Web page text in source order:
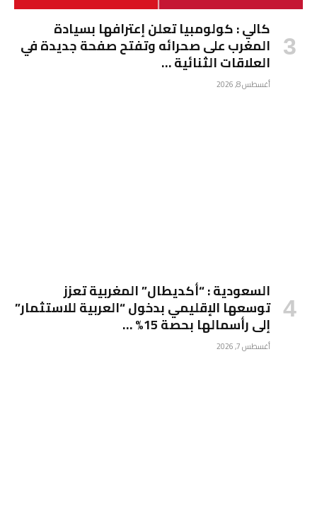
كالي : كولومبيا تعلن إعترافها بسيادة
المغرب على صحرائه وتفتح صفحة جديدة في
العلاقات الثنائية …
أغسطس 8, 2026
السعودية : “أكديطال” المغربية تعزز
توسعها الإقليمي بدخول “العربية للاستثمار”
إلى رأسمالها بحصة 15% …
أغسطس 7, 2026